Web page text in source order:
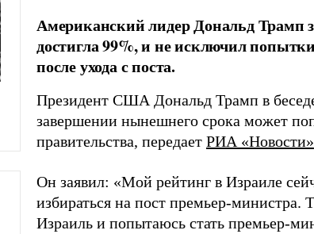
Американский лидер Дональд Трамп
достигла 99%, и не исключил
после ухода с поста.
Президент США Дональд Трамп в
завершении нынешнего срока может
правительства, передает РИА «Новости»
Он заявил: «Мой рейтинг в Израиле
избираться на пост премьер-министра.
Израиль и попытаюсь стать премьер-